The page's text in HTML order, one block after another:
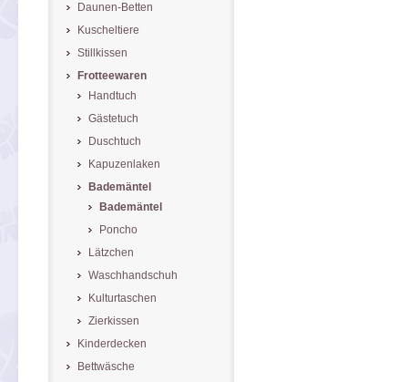
Daunen-Betten
Kuscheltiere
Stillkissen
Frotteewaren
Handtuch
Gästetuch
Duschtuch
Kapuzenlaken
Bademäntel
Bademäntel
Poncho
Lätzchen
Waschhandschuh
Kulturtaschen
Zierkissen
Kinderdecken
Bettwäsche